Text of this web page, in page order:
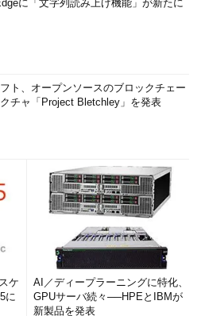
に「文字列読み上げ機能」が新たに
ト、オープンソースのブロックチェー
チャ「Project Bletchley」を発表
ケ
に
AI／ディープラーニングに特化、
GPUサーバ続々──HPEとIBMが
新製品を発表